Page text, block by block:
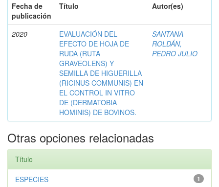
Fecha de
publicación
Título Autor(es)
2020
EVALUACIÓN DEL
EFECTO DE HOJA DE
RUDA (RUTA
GRAVEOLENS) Y
SEMILLA DE HIGUERILLA
(RICINUS COMMUNIS) EN
EL CONTROL IN VITRO
DE (DERMATOBIA
HOMINIS) DE BOVINOS.
SANTANA
ROLDÁN,
PEDRO JULIO
Otras opciones relacionadas
Título
1
ESPECIES